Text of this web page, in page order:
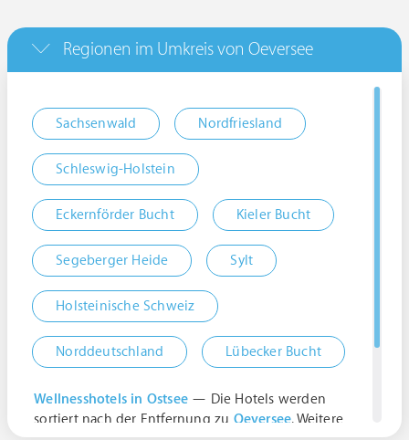
Regionen im Umkreis von Oeversee
Sachsenwald Nordfriesland
Schleswig-Holstein
Eckernförder Bucht Kieler Bucht
Segeberger Heide Sylt
Holsteinische Schweiz
Norddeutschland Lübecker Bucht
Wellnesshotels in Ostsee — Die Hotels werden
sortiert nach der Entfernung zu Oeversee. Weitere